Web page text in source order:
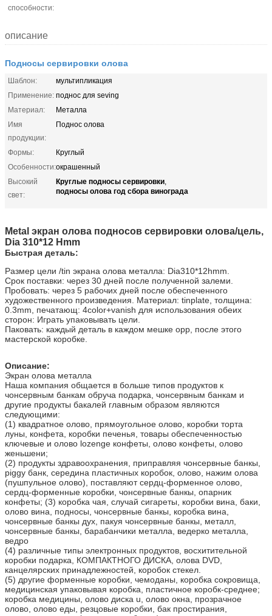
способности:
описание
Подносы сервировки олова
Шаблон:
мультипликация
Применение: поднос для seving
Материал:
Металла
Имя
продукции:
Поднос олова
Формы:
Круглый
Особенности:окрашенный
Высокий
свет:
Круглые подносы сервировки,
подносы олова год сбора винограда
Metal экран олова подносов сервировки олова/цель,
Dia 310*12 Hmm
Быстрая деталь:
Размер цели /tin экрана олова металла: Dia310*12hmm.
Срок поставки: через 30 дней после полученной залеми.
Пробовать: через 5 рабочих дней после обеспеченного
художественного произведения. Материал: tinplate, толщина:
0.3mm, печатающ: 4color+vanish для использования обеих
сторон: Играть упаковывать цели.
Паковать: каждый деталь в каждом мешке opp, после этого
мастерской коробке.
Описание:
Экран олова металла
Наша компания общается в больше типов продуктов к
чонсервным банкам обруча подарка, чонсервным банкам и
другие продукты бакалей главным образом являются
следующими:
(1) квадратное олово, прямоугольное олово, коробки торта
луны, конфета, коробки печенья, товары обеспеченностью
ключевые и олово lozenge конфеты, олово конфеты, олово
женьшени;
(2) продукты здравоохранения, приправляя чонсервные банкы,
piggy банк, середина пластичных коробок, олово, нажим олова
(пушпульное олово), поставляют сердц-форменное олово,
сердц-форменные коробки, чонсервные банкы, опарник
конфеты; (3) коробка чая, случай сигареты, коробки вина, баки,
олово вина, подносы, чонсервные банкы, коробка вина,
чонсервные банкы дух, пакуя чонсервные банкы, металл,
чонсервные банкы, барабанчики металла, ведерко металла,
ведро
(4) различные типы электронных продуктов, восхитительной
коробки подарка, КОМПАКТНОГО ДИСКА, олова DVD,
канцелярских принадлежностей, коробок стекел.
(5) другие форменные коробки, чемоданы, коробка сокровища,
медицинская упаковывая коробка, пластичное коробк-среднее;
коробка медицины, олово диска u, олово окна, прозрачное
олово, олово еды, резцовые коробки, бак простирания,